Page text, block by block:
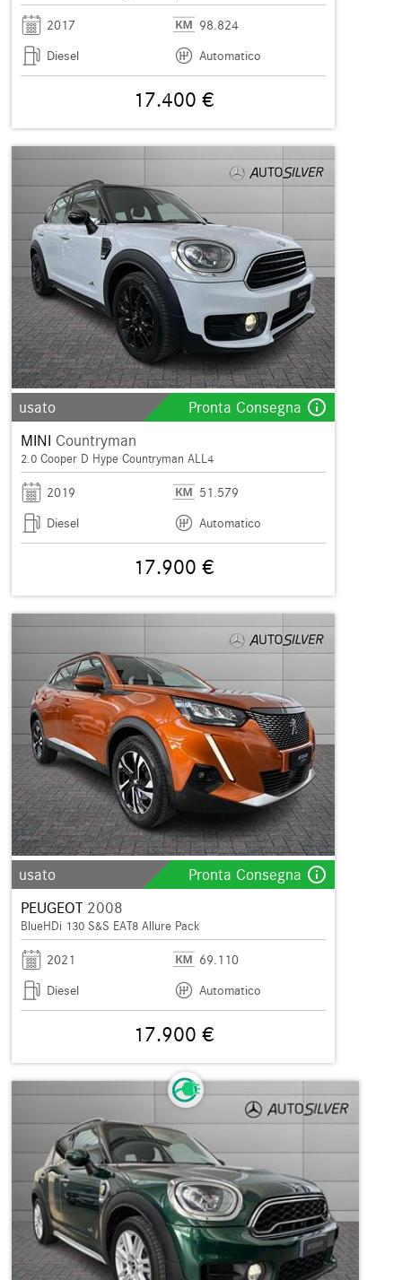
2017
98.824
Diesel
Automatico
17.400 €
usato Pronta Consegna info_outline
MINI Countryman
2.0 Cooper D Hype Countryman ALL4
2019
51.579
Diesel
Automatico
17.900 €
usato Pronta Consegna info_outline
PEUGEOT 2008
BlueHDi 130 S&S EAT8 Allure Pack
2021
69.110
Diesel
Automatico
17.900 €